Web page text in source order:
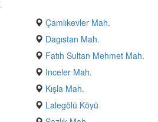
Çamlıkevler Mah.
Dagıstan Mah.
Fatıh Sultan Mehmet Mah.
Inceler Mah.
Kışla Mah.
Lalegölü Köyü